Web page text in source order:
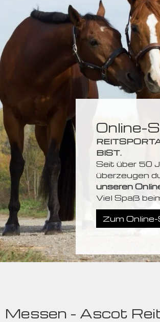
Online-
BIST.
Seit über 50
überzeugen
unseren
Viel Spaß
Zum
Messen - Ascot